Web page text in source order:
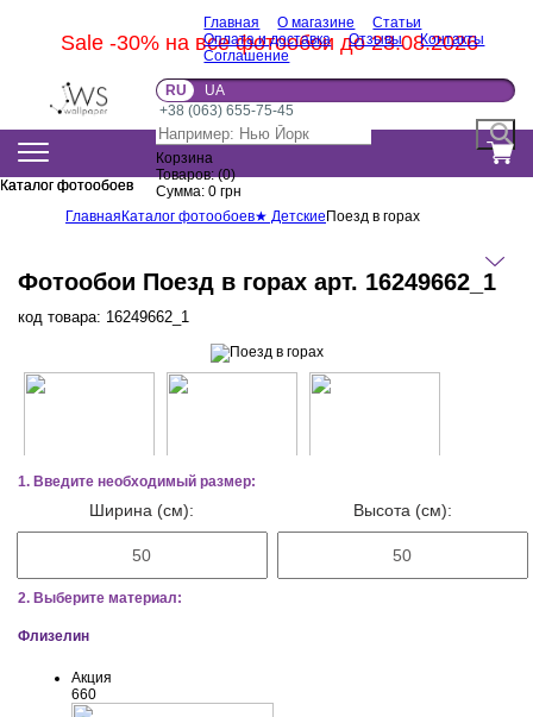
Sale -30% на все фотообои до 23.08.2026
Главная О магазине
Статьи
Оплата и доставка
Отзывы
Контакты
Соглашение
RU
UA
+38 (063) 655-75-45
Корзина
Товаров:(0)
Сумма: 0 грн
Каталог фотообоев
Каталог фотообоев
Главная Каталог фотообоев★ Детские Поезд в горах
Фотообои Поезд в горах арт. 16249662_1
код товара: 16249662_1
1. Введите необходимый размер:
Ширина (см): Высота (см):
2. Выберите материал:
Флизелин
Акция
660